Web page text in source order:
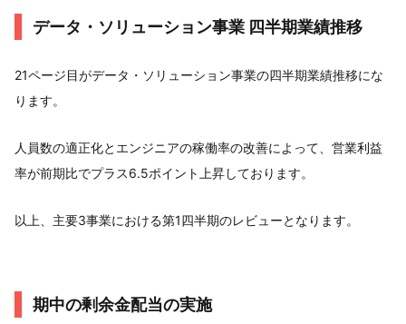
データ・ソリューション事業 四半期業績推移
21ページ目がデータ・ソリューション事業の四半期業績推移にな
ります。
人員数の適正化とエンジニアの稼働率の改善によって、営業利益
率が前期比でプラス6.5ポイント上昇しております。
以上、主要3事業における第1四半期のレビューとなります。
期中の剰余金配当の実施